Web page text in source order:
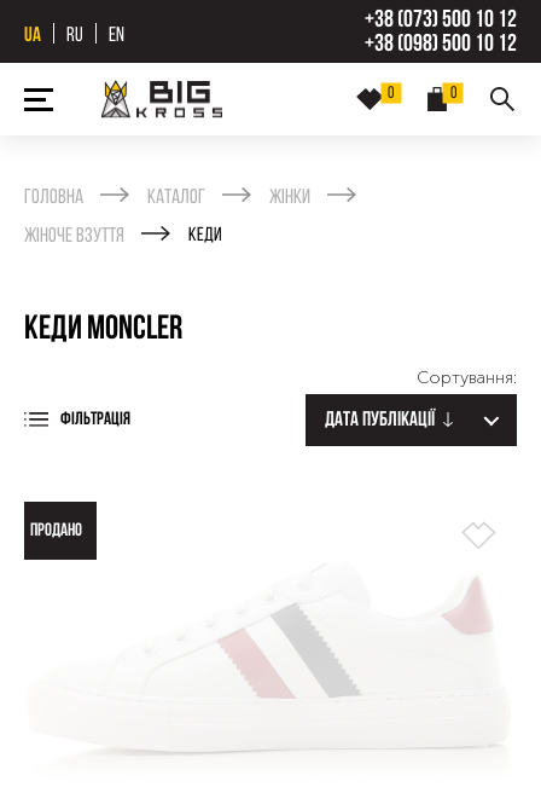
UA RU EN
+38 (073) 500 10 12
+38 (098) 500 10 12
0
0
Головна Каталог
Жінки
Жіноче взуття
Кеди
Кеди Moncler
ФІЛЬТРАЦІЯ
Сортування:
Дата публікації
ПРОДАНО